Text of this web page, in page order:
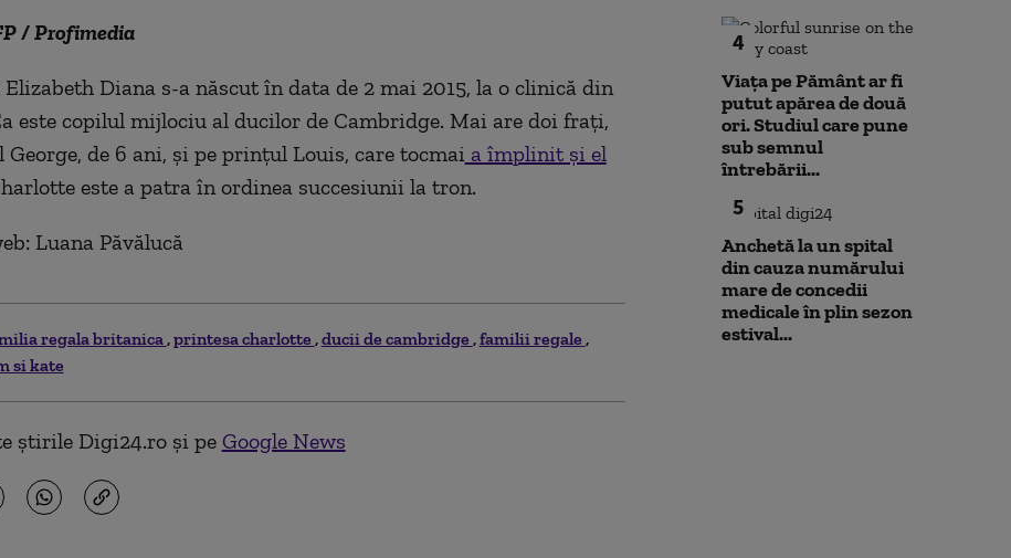
/ Profimedia
Diana s-a născut în data de 2 mai 2015, la o clinică din
este copilul mijlociu al ducilor de Cambridge. Mai are doi fraţi,
de 6 ani, şi pe prinţul Louis, care tocmaia împlinit și el
este a patra în ordinea succesiunii la tron.
Luana Păvălucă
regala britanica printesa charlotte ducii de cambridge familii regale
si kate
știrile Digi24.ro și pe Google News
4
Viața pe Pământ ar fi
putut apărea de două
ori. Studiul care pune
sub semnul
întrebării...
5
Anchetă la un spital
din cauza numărului
mare de concedii
medicale în plin sezon
estival...